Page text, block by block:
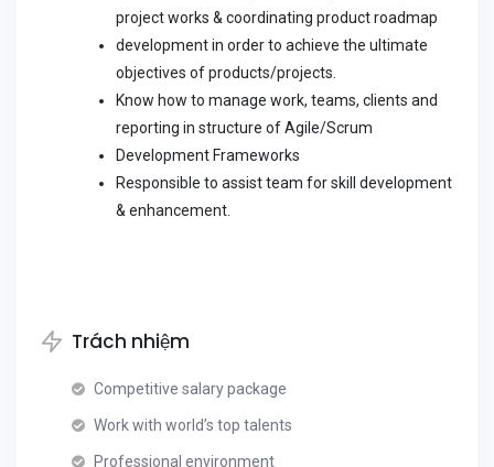
project works & coordinating product roadmap
development in order to achieve the ultimate
objectives of products/projects.
Know how to manage work, teams, clients and
reporting in structure of Agile/Scrum
Development Frameworks
Responsible to assist team for skill development
& enhancement.
Trách nhiệm
Competitive salary package
Work with world’s top talents
Professional environment